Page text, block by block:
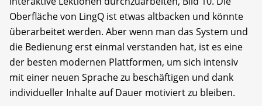
Oberfläche von LingQ ist etwas altbacken und könnte
überarbeitet werden. Aber wenn man das System und
die Bedienung erst einmal verstanden hat, ist es eine
der besten modernen Plattformen, um sich intensiv
mit einer neuen Sprache zu beschäftigen und dank
individueller Inhalte auf Dauer motiviert zu bleiben.